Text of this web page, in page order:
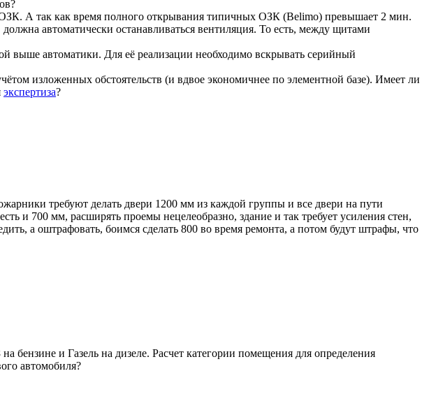
А так как время полного открывания типичных ОЗК (Belimo) превышает 2 мин.
автоматически останавливаться вентиляция. То есть, между щитами
автоматики. Для её реализации необходимо вскрывать серийный
изложенных обстоятельств (и вдвое экономичнее по элементной базе). Имеет ли
экспертиза?
требуют делать двери 1200 мм из каждой группы и все двери на пути
и 700 мм, расширять проемы нецелеобразно, здание и так требует усиления стен,
а оштрафовать, боимся сделать 800 во время ремонта, а потом будут штрафы, что
и Газель на дизеле. Расчет категории помещения для определения
автомобиля?